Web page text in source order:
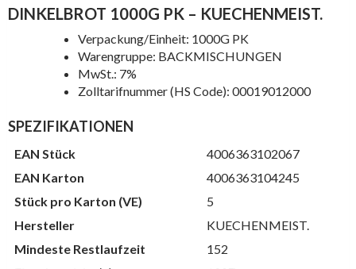
DINKELBROT 1000G PK – KUECHENMEIST.
Verpackung/Einheit: 1000G PK
Warengruppe: BACKMISCHUNGEN
MwSt.: 7%
Zolltarifnummer (HS Code): 00019012000
SPEZIFIKATIONEN
EAN Stück
4006363102067
EAN Karton
4006363104245
Stück pro Karton (VE)
5
Hersteller
KUECHENMEIST.
Mindeste Restlaufzeit
152